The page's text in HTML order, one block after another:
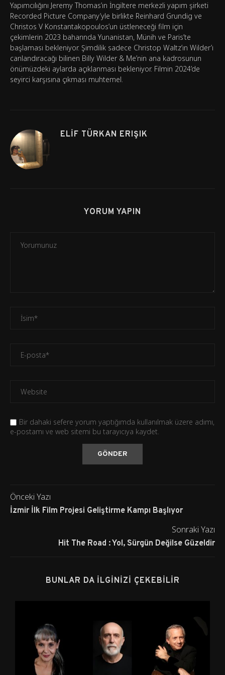
Yapımcılığını Jeremy Thomas’ın İngiltere merkezli yapım şirketi
Recorded Picture Company’yle birlikte Reinhard Grundig ve
Christos V Konstantakopoulos’un üstleneceği film için
çekimlerin 2023 baharında Yunanistan, Münih ve Paris’te
başlaması bekleniyor. Şimdilik sadece Christop Waltz’ın Wilder’ı
canlandıracağı bilinen Billy Wilder & Me’nin ana kadrosunun
önümüzdeki aylarda açıklanması bekleniyor. Filmin 2024’de
seyirci karşısına çıkması muhtemel.
ELIF TÜRKAN ERIŞIK
YORUM YAPIN
Bir dahaki sefere yorum yaptığımda kullanılmak üzere adımı,
e-postamı ve web sitemi bu tarayıcıya kaydet.
Önceki Yazı
İzmir İlk Film Projesi Geliştirme Kampı Başlıyor
Sonraki Yazı
Hit The Road : Yol, Sürgün Değilse Güzeldir
BUNLAR DA İLGINIZI ÇEKEBILIR